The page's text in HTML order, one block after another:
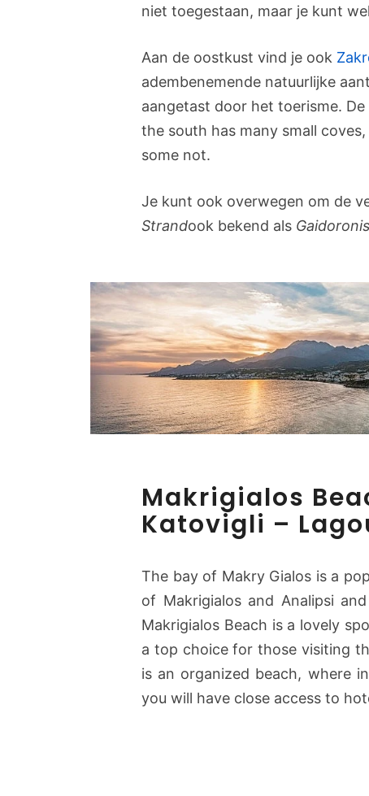
niet toegestaan, maar je kunt
Aan de oostkust vind je ook
adembenemende natuurlijke
aangetast door het toerisme.
the south has many small
some not.
Je kunt ook overwegen om de
Strandook bekend als
Makrigialos
Katovigli –
The bay of Makry Gialos is a
of Makrigialos and Analipsi
Makrigialos Beach is a lovely
a top choice for those visiting
is an organized beach, where
you will have close access to